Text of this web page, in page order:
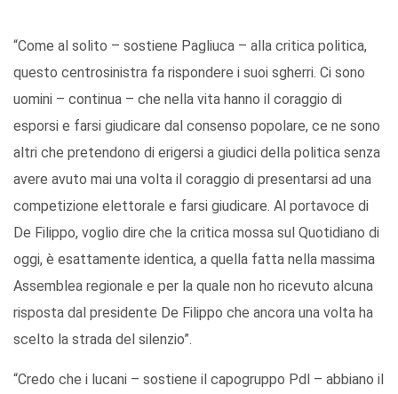
“Come al solito – sostiene Pagliuca – alla critica politica,
questo centrosinistra fa rispondere i suoi sgherri. Ci sono
uomini – continua – che nella vita hanno il coraggio di
esporsi e farsi giudicare dal consenso popolare, ce ne sono
altri che pretendono di erigersi a giudici della politica senza
avere avuto mai una volta il coraggio di presentarsi ad una
competizione elettorale e farsi giudicare. Al portavoce di
De Filippo, voglio dire che la critica mossa sul Quotidiano di
oggi, è esattamente identica, a quella fatta nella massima
Assemblea regionale e per la quale non ho ricevuto alcuna
risposta dal presidente De Filippo che ancora una volta ha
scelto la strada del silenzio”.
“Credo che i lucani – sostiene il capogruppo Pdl – abbiano il